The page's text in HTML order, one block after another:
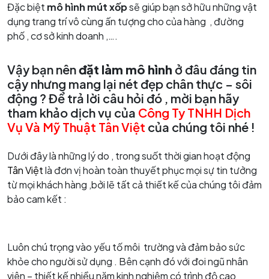
Đặc biệt mô hình mút xốpsẽ giúp bạn sở hữu những vật
dụng trang trí vô cùng ấn tượng cho của hàng , đường
phố , cơ sở kinh doanh ,….
Vậy bạn nênđặt làm mô hình ở đâu đáng tin
cậy nhưng mang lại nét đẹp chân thực – sôi
động ? Để trả lời câu hỏi đó , mời bạn hãy
tham khảo dịch vụ của Công Ty TNHH Dịch
Vụ Và Mỹ Thuật Tân Việt của chúng tôi nhé !
Dưới đây là những lý do , trong suốt thời gian hoạt động
Tân Việtlà đơn vị hoàn toàn thuyết phục mọi sự tin tưởng
từ mọi khách hàng ,bởi lẽ tất cả thiết kế của chúng tôi đảm
bảo cam kết :
Luôn chú trọng vào yếu tố môi trường và đảm bảo sức
khỏe cho người sử dụng . Bên cạnh đó với đoi ngũ nhân
viên – thiết kế nhiều năm kinh nghiệm có trình độ cao